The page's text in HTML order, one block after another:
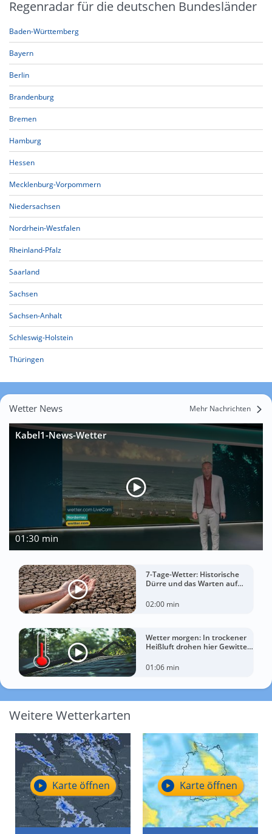
Regenradar für die deutschen Bundesländer
Baden-Württemberg
Bayern
Berlin
Brandenburg
Bremen
Hamburg
Hessen
Mecklenburg-Vorpommern
Niedersachsen
Nordrhein-Westfalen
Rheinland-Pfalz
Saarland
Sachsen
Sachsen-Anhalt
Schleswig-Holstein
Thüringen
Wetter News Mehr Nachrichten
Kabel1-News-Wetter
01:30 min
7-Tage-Wetter: Historische
Dürre und das Warten auf
02:00 min
Wetter morgen: In trockener
Heißluft drohen hier Gewitter
01:06 min
Weitere Wetterkarten
Karte öffnen Karte öffnen